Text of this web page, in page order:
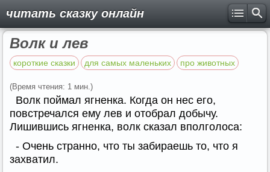
читать сказку онлайн
Волк и лев
короткие сказки для самых маленьких про животных
(Время чтения: 1 мин.)
Волк поймал ягненка. Когда он нес его,
повстречался ему лев и отобрал добычу.
Лишившись ягненка, волк сказал вполголоса:
- Очень странно, что ты забираешь то, что я
захватил.